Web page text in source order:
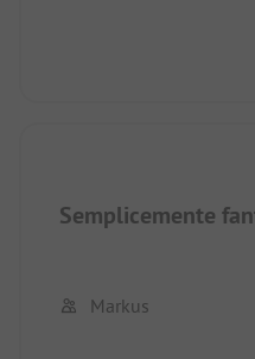
Semplicemente
Markus